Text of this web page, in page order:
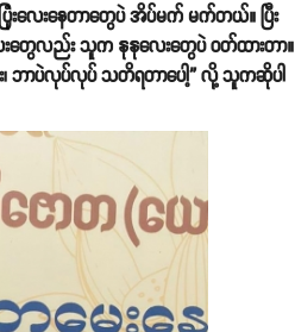
းလေးနေတာတွေပဲ အိပ်မက် မက်တယ်။ ပြီး
တွေလည်း သူက နုနုလေးတွေပဲ ဝတ်ထားတာ။
ဘာပဲလုပ်လုပ် သတိရတာပေါ့” လို့ သူကဆိုပါ